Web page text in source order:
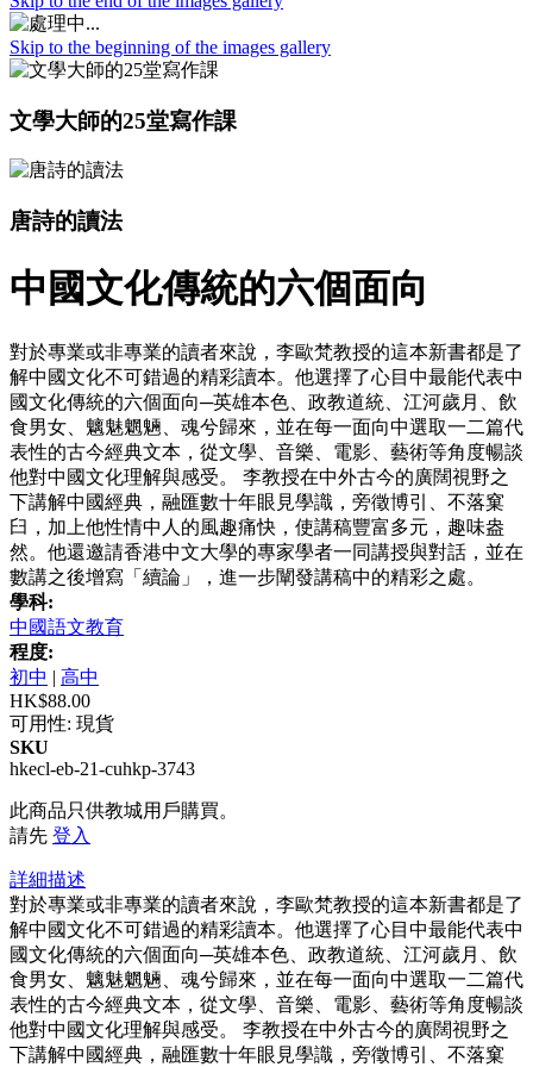
Skip to the beginning of the images gallery
文學大師的25堂寫作課
唐詩的讀法
中國文化傳統的六個面向
對於專業或非專業的讀者來說，李歐梵教授的這本新書都是了
解中國文化不可錯過的精彩讀本。他選擇了心目中最能代表中
國文化傳統的六個面向─英雄本色、政教道統、江河歲月、飲
食男女、魑魅魍魎、魂兮歸來，並在每一面向中選取一二篇代
表性的古今經典文本，從文學、音樂、電影、藝術等角度暢談
他對中國文化理解與感受。 李教授在中外古今的廣闊視野之
下講解中國經典，融匯數十年眼見學識，旁徵博引、不落窠
臼，加上他性情中人的風趣痛快，使講稿豐富多元，趣味盎
然。他還邀請香港中文大學的專家學者一同講授與對話，並在
數講之後增寫「續論」，進一步闡發講稿中的精彩之處。
學科:
中國語文教育
程度:
初中 | 高中
HK$88.00
可用性: 現貨
SKU
hkecl-eb-21-cuhkp-3743
此商品只供教城用戶購買。
請先 登入
詳細描述
對於專業或非專業的讀者來說，李歐梵教授的這本新書都是了
解中國文化不可錯過的精彩讀本。他選擇了心目中最能代表中
國文化傳統的六個面向─英雄本色、政教道統、江河歲月、飲
食男女、魑魅魍魎、魂兮歸來，並在每一面向中選取一二篇代
表性的古今經典文本，從文學、音樂、電影、藝術等角度暢談
他對中國文化理解與感受。 李教授在中外古今的廣闊視野之
下講解中國經典，融匯數十年眼見學識，旁徵博引、不落窠